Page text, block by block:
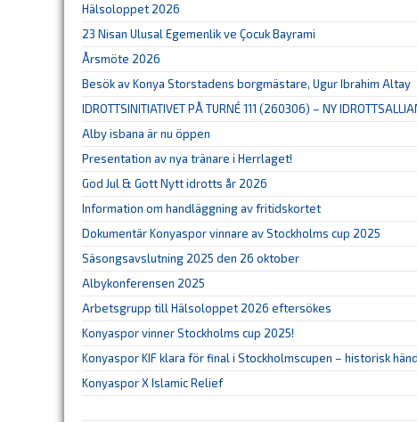
Hälsoloppet 2026
23 Nisan Ulusal Egemenlik ve Çocuk Bayrami
Årsmöte 2026
Besök av Konya Storstadens borgmästare, Ugur Ibrahim Altay
IDROTTSINITIATIVET PÅ TURNÉ 111 (260306) – NY
Alby isbana är nu öppen
Presentation av nya tränare i Herrlaget!
God Jul & Gott Nytt idrotts år 2026
Information om handläggning av fritidskortet
Dokumentär Konyaspor vinnare av Stockholms cup 2025
Säsongsavslutning 2025 den 26 oktober
Albykonferensen 2025
Arbetsgrupp till Hälsoloppet 2026 eftersökes
Konyaspor vinner Stockholms cup 2025!
Konyaspor KIF klara för final i Stockholmscupen – historisk
Konyaspor X Islamic Relief